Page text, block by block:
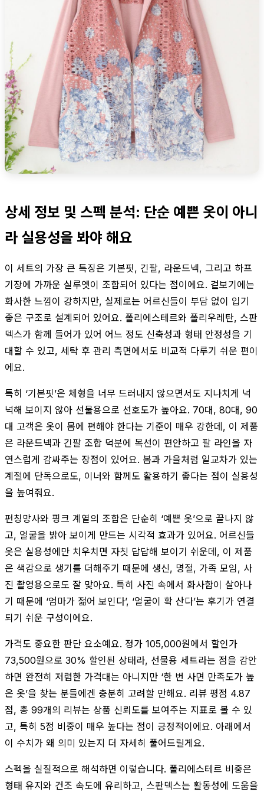
상세 정보 및 스펙 분석: 단순 예쁜 옷이 아니
라 실용성을 봐야 해요
이 세트의 가장 큰 특징은 기본핏, 긴팔, 라운드넥, 그리고 하프
기장에 가까운 실루엣이 조합되어 있다는 점이에요. 겉보기에는
화사한 느낌이 강하지만, 실제로는 어르신들이 부담 없이 입기
좋은 구조로 설계되어 있어요. 폴리에스테르와 폴리우레탄, 스판
덱스가 함께 들어가 있어 어느 정도 신축성과 형태 안정성을 기
대할 수 있고, 세탁 후 관리 측면에서도 비교적 다루기 쉬운 편이
에요.
특히 ‘기본핏’은 체형을 너무 드러내지 않으면서도 지나치게 넉
넉해 보이지 않아 선물용으로 선호도가 높아요. 70대, 80대, 90
대 고객은 옷이 몸에 편해야 한다는 기준이 매우 강한데, 이 제품
은 라운드넥과 긴팔 조합 덕분에 목선이 편안하고 팔 라인을 자
연스럽게 감싸주는 장점이 있어요. 봄과 가을처럼 일교차가 있는
계절에 단독으로도, 이너와 함께도 활용하기 좋다는 점이 실용성
을 높여줘요.
펀칭망사와 핑크 계열의 조합은 단순히 ‘예쁜 옷’으로 끝나지 않
고, 얼굴을 밝아 보이게 만드는 시각적 효과가 있어요. 어르신들
옷은 실용성에만 치우치면 자칫 답답해 보이기 쉬운데, 이 제품
은 색감으로 생기를 더해주기 때문에 생신, 명절, 가족 모임, 사
진 촬영용으로도 잘 맞아요. 특히 사진 속에서 화사함이 살아나
기 때문에 ‘엄마가 젊어 보인다’, ‘얼굴이 확 산다’는 후기가 연결
되기 쉬운 구성이에요.
가격도 중요한 판단 요소예요. 정가 105,000원에서 할인가
73,500원으로 30% 할인된 상태라, 선물용 세트라는 점을 감안
하면 완전히 저렴한 가격대는 아니지만 ‘한 번 사면 만족도가 높
은 옷’을 찾는 분들에겐 충분히 고려할 만해요. 리뷰 평점 4.87
점, 총 99개의 리뷰는 상품 신뢰도를 보여주는 지표로 볼 수 있
고, 특히 5점 비중이 매우 높다는 점이 긍정적이에요. 아래에서
이 수치가 왜 의미 있는지 더 자세히 풀어드릴게요.
스펙을 실질적으로 해석하면 이렇습니다. 폴리에스테르 비중은
형태 유지와 건조 속도에 유리하고, 스판덱스는 활동성에 도움을